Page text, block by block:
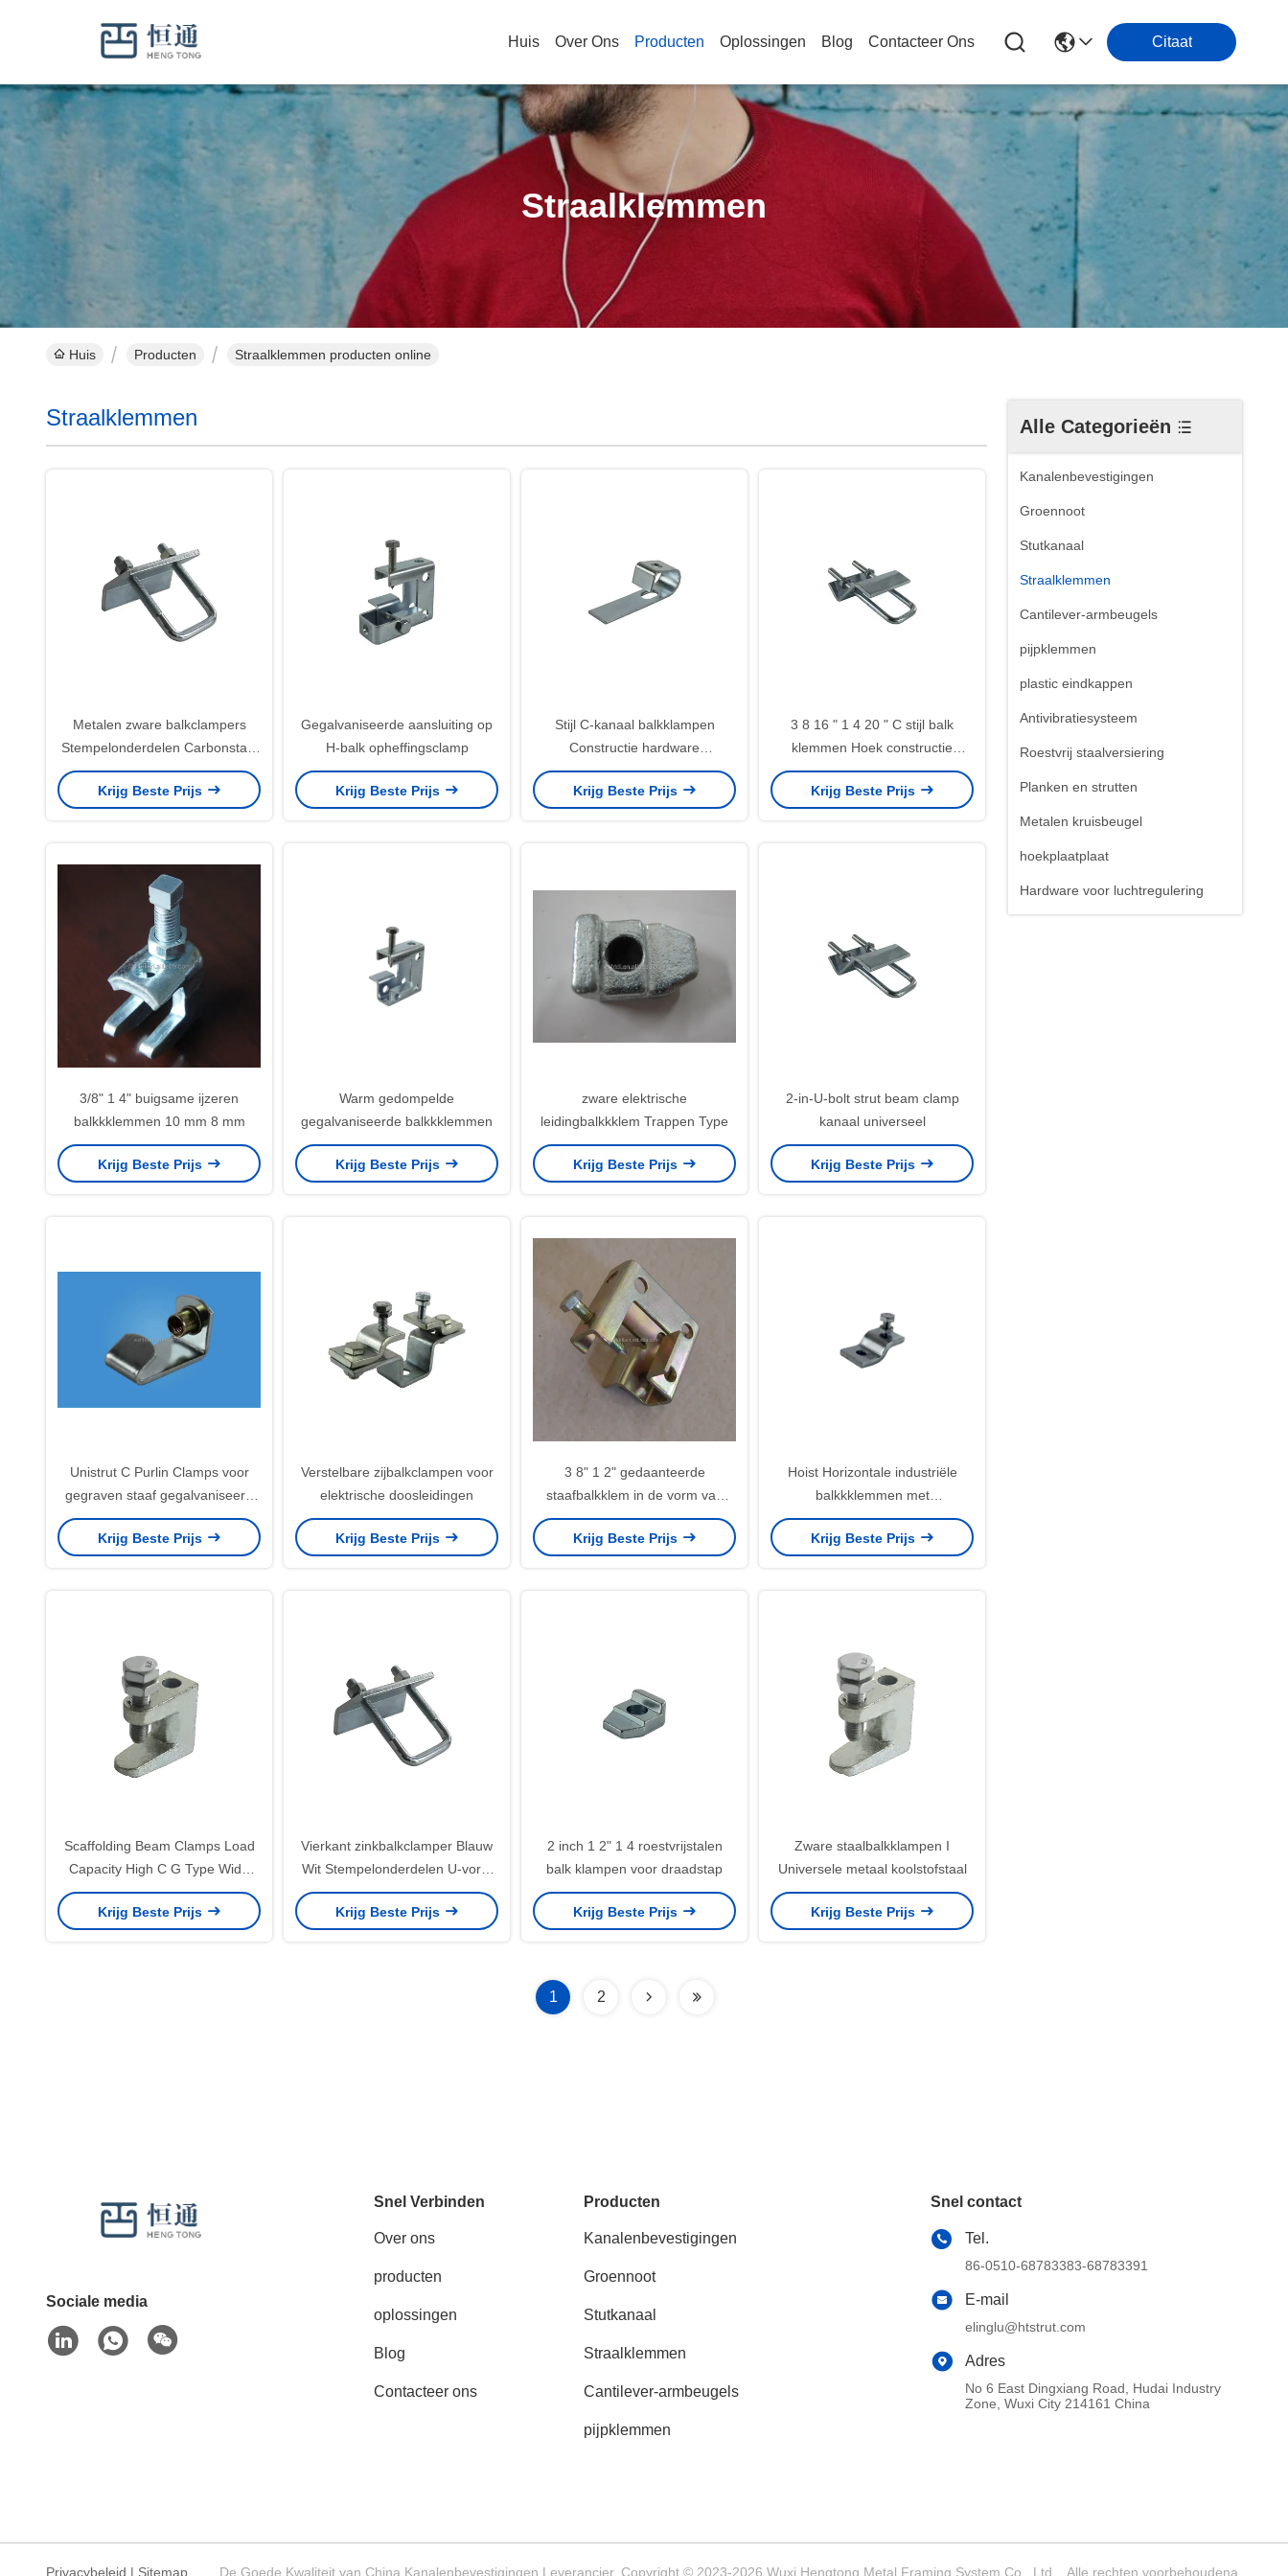
Huis Over Ons Producten Oplossingen Blog Contacteer Ons Citaat
Straalklemmen
Huis Producten Straalklemmen producten online
Alle Categorieën
Kanalenbevestigingen
Groennoot
Stutkanaal
Straalklemmen
Cantilever-armbeugels
pijpklemmen
plastic eindkappen
Antivibratiesysteem
Roestvrij staalversiering
Planken en strutten
Metalen kruisbeugel
hoekplaatplaat
Hardware voor luchtregulering
Straalklemmen
Metalen zware balkclampers
Stempelonderdelen Carbonstaal
Q235 Lifting
Krijg Beste Prijs
Gegalvaniseerde aansluiting op
H-balk opheffingsclamp
Krijg Beste Prijs
Stijl C-kanaal balkklampen
Constructie hardware
omkeerbaar staal
Krijg Beste Prijs
3 8 16 " 1 4 20 " C stijl balk
klemmen Hoek constructie
hardware omkeerbaar staal
Krijg Beste Prijs
3/8" 1 4" buigsame ijzeren
balkkklemmen 10 mm 8 mm
Krijg Beste Prijs
Warm gedompelde
gegalvaniseerde balkkklemmen
Krijg Beste Prijs
zware elektrische
leidingbalkkklem Trappen Type
Krijg Beste Prijs
2-in-U-bolt strut beam clamp
kanaal universeel
Krijg Beste Prijs
Unistrut C Purlin Clamps voor
gegraven staaf gegalvaniseerd
M10 moer
Krijg Beste Prijs
Verstelbare zijbalkclampen voor
elektrische doosleidingen
Krijg Beste Prijs
3 8" 1 2" gedaanteerde
staafbalkklem in de vorm van
een C
Krijg Beste Prijs
Hoist Horizontale industriële
balkkklemmen met
geleidingshanger
Krijg Beste Prijs
Scaffolding Beam Clamps Load
Capacity High C G Type Wide
Throat Fastener Strut
Krijg Beste Prijs
Vierkant zinkbalkclamper Blauw
Wit Stempelonderdelen U-vorm
Bolt Steel Strut
Krijg Beste Prijs
2 inch 1 2" 1 4 roestvrijstalen
balk klampen voor draadstap
Krijg Beste Prijs
Zware staalbalkklampen I
Universele metaal koolstofstaal
Krijg Beste Prijs
1 2
Sociale media
Snel Verbinden
Over ons
producten
oplossingen
Blog
Contacteer ons
Producten
Kanalenbevestigingen
Groennoot
Stutkanaal
Straalklemmen
Cantilever-armbeugels
pijpklemmen
Snel contact
Tel.
86-0510-68783383-68783391
E-mail
elinglu@htstrut.com
Adres
No 6 East Dingxiang Road, Hudai Industry
Zone, Wuxi City 214161 China
Privacybeleid | Sitemap De Goede Kwaliteit van China Kanalenbevestigingen Leverancier. Copyright © 2023-2026 Wuxi Hengtong Metal Framing System Co., Ltd. . Alle rechten voorbehoudena.